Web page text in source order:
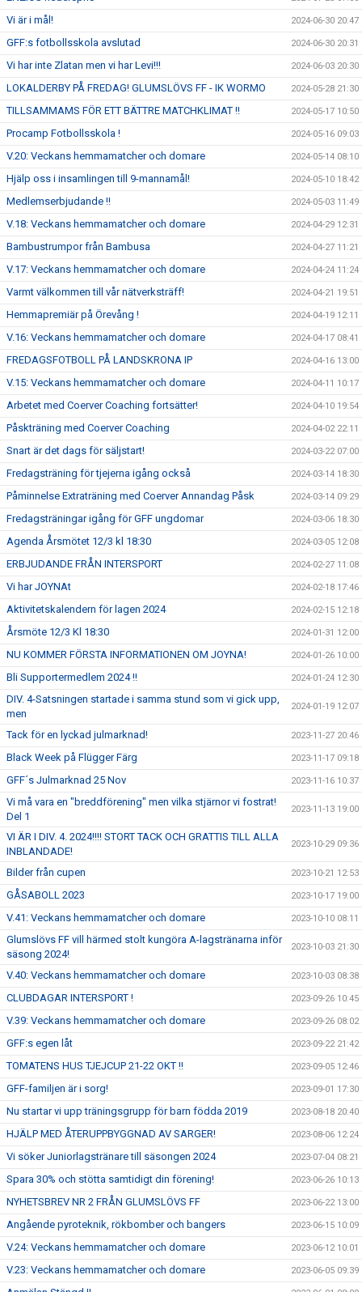
Vi är i mål! 2024-06-30 20:47
GFF:s fotbollsskola avslutad 2024-06-30 20:31
Vi har inte Zlatan men vi har Levi!!! 2024-06-03 20:30
LOKALDERBY PÅ FREDAG! GLUMSLÖVS FF - IK WORMO 2024-05-28 21:30
TILLSAMMAMS FÖR ETT BÄTTRE MATCHKLIMAT !! 2024-05-17 10:50
Procamp Fotbollsskola ! 2024-05-16 09:03
V.20: Veckans hemmamatcher och domare 2024-05-14 08:10
Hjälp oss i insamlingen till 9-mannamål! 2024-05-10 18:42
Medlemserbjudande !! 2024-05-03 11:49
V.18: Veckans hemmamatcher och domare 2024-04-29 12:31
Bambustrumpor från Bambusa 2024-04-27 11:21
V.17: Veckans hemmamatcher och domare 2024-04-24 11:24
Varmt välkommen till vår nätverksträff! 2024-04-21 19:51
Hemmapremiär på Örevång ! 2024-04-19 12:11
V.16: Veckans hemmamatcher och domare 2024-04-17 08:41
FREDAGSFOTBOLL PÅ LANDSKRONA IP 2024-04-16 13:00
V.15: Veckans hemmamatcher och domare 2024-04-11 10:17
Arbetet med Coerver Coaching fortsätter! 2024-04-10 19:54
Påskträning med Coerver Coaching 2024-04-02 22:11
Snart är det dags för säljstart! 2024-03-22 07:00
Fredagsträning för tjejerna igång också 2024-03-14 18:30
Påminnelse Extraträning med Coerver Annandag Påsk 2024-03-14 09:29
Fredagsträningar igång för GFF ungdomar 2024-03-06 18:30
Agenda Årsmötet 12/3 kl 18:30 2024-03-05 12:08
ERBJUDANDE FRÅN INTERSPORT 2024-02-27 11:08
Vi har JOYNAt 2024-02-18 17:46
Aktivitetskalendern för lagen 2024 2024-02-15 12:18
Årsmöte 12/3 Kl 18:30 2024-01-31 12:00
NU KOMMER FÖRSTA INFORMATIONEN OM JOYNA! 2024-01-26 10:00
Bli Supportermedlem 2024 !! 2024-01-24 12:30
DIV. 4-Satsningen startade i samma stund som vi gick upp,
men
2024-01-19 12:07
Tack för en lyckad julmarknad! 2023-11-27 20:46
Black Week på Flügger Färg 2023-11-17 09:18
GFF´s Julmarknad 25 Nov 2023-11-16 10:37
Vi må vara en "breddförening" men vilka stjärnor vi fostrat!
Del 1
2023-11-13 19:00
VI ÄR I DIV. 4. 2024!!!! STORT TACK OCH GRATTIS TILL ALLA
INBLANDADE!
2023-10-29 09:36
Bilder från cupen 2023-10-21 12:53
GÅSABOLL 2023 2023-10-17 19:00
V.41: Veckans hemmamatcher och domare 2023-10-10 08:11
Glumslövs FF vill härmed stolt kungöra A-lagstränarna inför
säsong 2024!
2023-10-03 21:30
V.40: Veckans hemmamatcher och domare 2023-10-03 08:38
CLUBDAGAR INTERSPORT ! 2023-09-26 10:45
V.39: Veckans hemmamatcher och domare 2023-09-26 08:02
GFF:s egen låt 2023-09-22 21:42
TOMATENS HUS TJEJCUP 21-22 OKT !! 2023-09-05 12:46
GFF-familjen är i sorg! 2023-09-01 17:30
Nu startar vi upp träningsgrupp för barn födda 2019 2023-08-18 20:40
HJÄLP MED ÅTERUPPBYGGNAD AV SARGER! 2023-08-06 12:24
Vi söker Juniorlagstränare till säsongen 2024 2023-07-04 08:21
Spara 30% och stötta samtidigt din förening! 2023-06-26 10:13
NYHETSBREV NR 2 FRÅN GLUMSLÖVS FF 2023-06-22 13:00
Angående pyroteknik, rökbomber och bangers 2023-06-15 10:09
V.24: Veckans hemmamatcher och domare 2023-06-12 10:01
V.23: Veckans hemmamatcher och domare 2023-06-05 09:39